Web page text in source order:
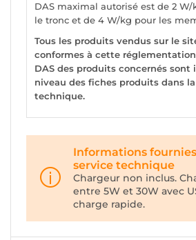
DAS maximal autorisé est de 2
le tronc et de 4 W/kg pour les
Tous les produits vendus sur le
conformes à cette
DAS des produits concernés sont
niveau des fiches produits dans
technique.
Informations
service technique
Chargeur non inclus.
entre 5W et 30W avec
charge rapide.